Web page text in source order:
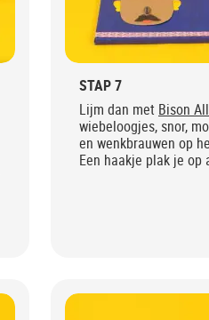
STAP 7
Lijm dan met Bison
wiebeloogjes, snor,
en wenkbrauwen op
Een haakje plak je op